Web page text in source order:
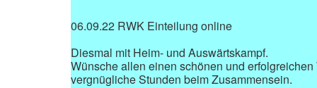
06.09.22 RWK Einteilung online
Diesmal mit Heim- und Auswärtskampf.
Wünsche allen einen schönen und erfolgreichen
vergnügliche Stunden beim Zusammensein.